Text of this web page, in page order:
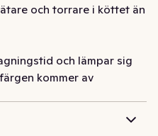
och torrare i köttet än
och lämpar sig
kommer av
Purple yam eller "Ube"